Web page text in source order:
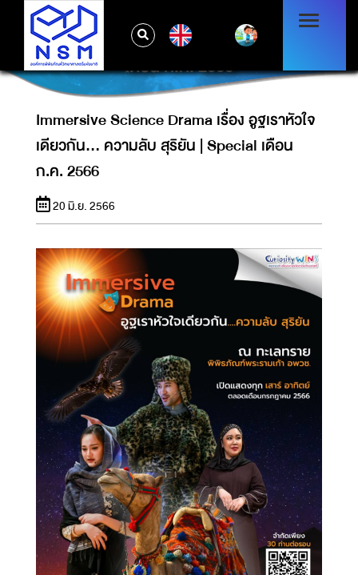
IMMERSIVE SCIENCE DRAMA เรื่อง อูฐเรา
หัวใจเดียวกัน... ความลับ สุริยัน | SPECIAL
เดือน ก.ค. 2566
Immersive Science Drama เรื่อง อูฐเราหัวใจ
เดียวกัน... ความลับ สุริยัน | Special เดือน
ก.ค. 2566
20 มิ.ย. 2566